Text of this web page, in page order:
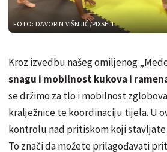
FOTO: DAVORIN VIŠNJIĆ/PIXSELL
Kroz izvedbu našeg omiljenog
snagu i mobilnost kukova i
se držimo za tlo i mobilnost
kralježnice te koordinaciju tijela. U
kontrolu nad pritiskom koji stavljate
To znači da možete prilagođavati